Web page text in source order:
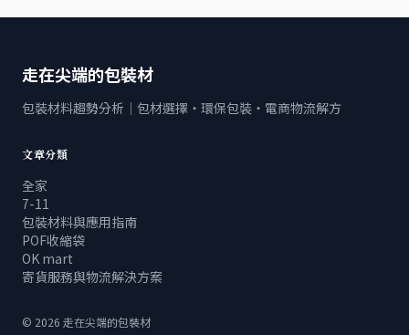
走在尖端的包裝材
包裝材料趨勢分析｜包材選擇・環保包裝・電商物流解方
文章分類
全家
7-11
包裝材料與應用指南
POF收縮袋
OK mart
寄貨服務與物流解決方案
© 2026 走在尖端的包裝材